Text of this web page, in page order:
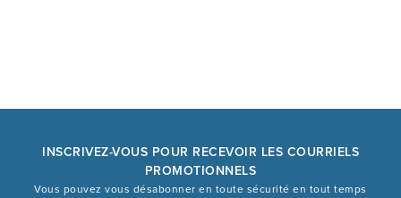
INSCRIVEZ-VOUS POUR RECEVOIR LES COURRIELS
PROMOTIONNELS
Vous pouvez vous désabonner en toute sécurité en tout temps